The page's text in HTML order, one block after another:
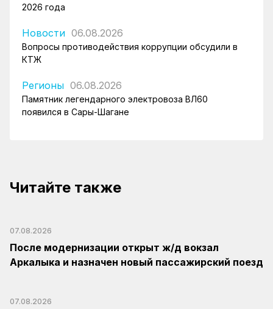
2026 года
Новости 06.08.2026
Вопросы противодействия коррупции обсудили в
КТЖ
Регионы 06.08.2026
Памятник легендарного электровоза ВЛ60
появился в Сары-Шагане
Читайте также
07.08.2026
После модернизации открыт ж/д вокзал
Аркалыка и назначен новый пассажирский поезд
07.08.2026